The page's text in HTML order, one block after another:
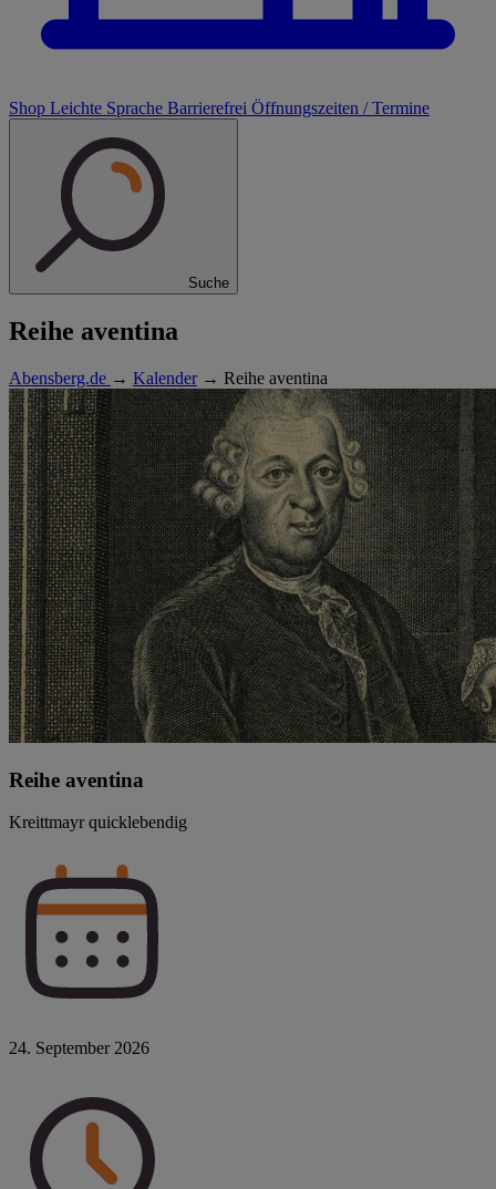
Shop Leichte Sprache Barrierefrei Öffnungszeiten / Termine
Suche
Reihe aventina
Abensberg.de → Kalender → Reihe aventina
Reihe aventina
Kreittmayr quicklebendig
24. September 2026